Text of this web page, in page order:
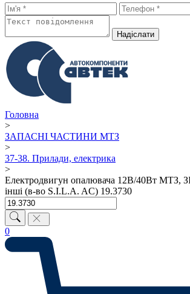
Надiслати
Головна
>
ЗАПАСНІ ЧАСТИНИ МТЗ
>
37-38. Прилади, електрика
>
Електродвигун опалювача 12В/40Вт МТЗ,
інші (в-во S.I.L.A. AC) 19.3730
0